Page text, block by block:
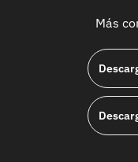
Más